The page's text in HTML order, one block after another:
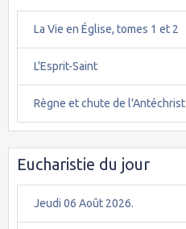
La Vie en Église, tomes 1 et 2
L'Esprit-Saint
Règne et chute de l'Antéchrist
Eucharistie du jour
Jeudi 06 Août 2026.